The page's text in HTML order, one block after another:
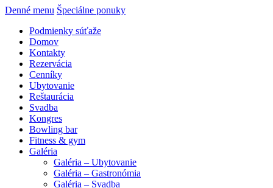
Denné menu Špeciálne ponuky
Podmienky súťaže
Domov
Kontakty
Rezervácia
Cenníky
Ubytovanie
Reštaurácia
Svadba
Kongres
Bowling bar
Fitness & gym
Galéria
Galéria – Ubytovanie
Galéria – Gastronómia
Galéria – Svadba